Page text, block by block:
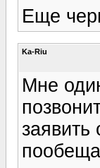
Еще
Ka-Riu
Мне
заявить